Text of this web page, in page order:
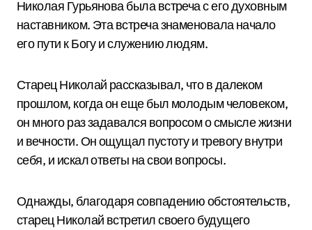
Николая Гурьянова была встреча с его духовным
наставником. Эта встреча знаменовала начало
его пути к Богу и служению людям.
Старец Николай рассказывал, что в далеком
прошлом, когда он еще был молодым человеком,
он много раз задавался вопросом о смысле жизни
и вечности. Он ощущал пустоту и тревогу внутри
себя, и искал ответы на свои вопросы.
Однажды, благодаря совпадению обстоятельств,
старец Николай встретил своего будущего